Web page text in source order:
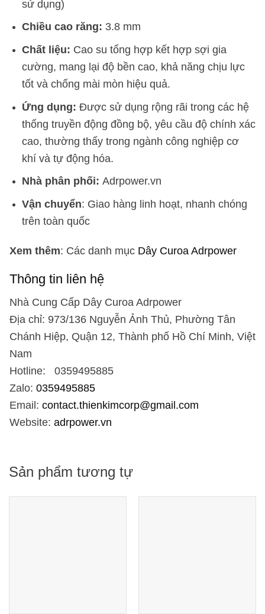
sử dụng)
Chiều cao răng: 3.8 mm
Chất liệu: Cao su tổng hợp kết hợp sợi gia
cường, mang lại độ bền cao, khả năng chịu lực
tốt và chống mài mòn hiệu quả.
Ứng dụng: Được sử dụng rộng rãi trong các hệ
thống truyền động đồng bộ, yêu cầu độ chính xác
cao, thường thấy trong ngành công nghiệp cơ
khí và tự động hóa.
Nhà phân phối: Adrpower.vn
Vận chuyển: Giao hàng linh hoạt, nhanh chóng
trên toàn quốc
Xem thêm: Các danh mục Dây Curoa Adrpower
Thông tin liên hệ
Nhà Cung Cấp Dây Curoa Adrpower
Địa chỉ: 973/136 Nguyễn Ảnh Thủ, Phường Tân
Chánh Hiệp, Quận 12, Thành phố Hồ Chí Minh, Việt
Nam
Hotline: 0359495885
Zalo: 0359495885
Email: contact.thienkimcorp@gmail.com
Website: adrpower.vn
Sản phẩm tương tự